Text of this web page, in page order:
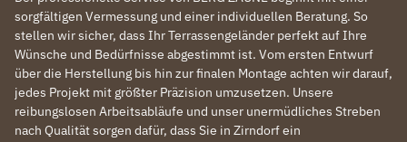
sorgfältigen Vermessung und einer individuellen Beratung. So
stellen wir sicher, dass Ihr Terrassengeländer perfekt auf Ihre
Wünsche und Bedürfnisse abgestimmt ist. Vom ersten Entwurf
über die Herstellung bis hin zur finalen Montage achten wir darauf,
jedes Projekt mit größter Präzision umzusetzen. Unsere
reibungslosen Arbeitsabläufe und unser unermüdliches Streben
nach Qualität sorgen dafür, dass Sie in Zirndorf ein